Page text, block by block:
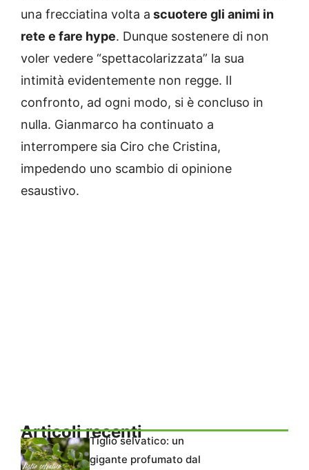
una frecciatina volta a scuotere gli animi in
rete e fare hype. Dunque sostenere di non
voler vedere “spettacolarizzata” la sua
intimità evidentemente non regge. Il
confronto, ad ogni modo, si è concluso in
nulla. Gianmarco ha continuato a
interrompere sia Ciro che Cristina,
impedendo uno scambio di opinione
esaustivo.
Articoli recenti
Tiglio selvatico: un
gigante profumato dal